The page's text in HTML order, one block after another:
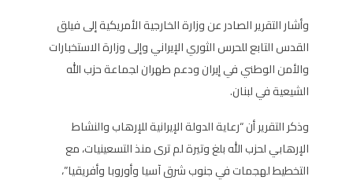
وأشار التقرير الصادر عن وزارة الخارجية الأمريكية إلى فيلق
القدس التابع للحرس الثوري الإيراني وإلى وزارة الاستخبارات
والأمن الوطني في إيران ودعم طهران لجماعة حزب الله
الشيعية في لبنان.
وذكر التقرير أن “رعاية الدولة الإيرانية للإرهاب والنشاط
الإرهابي لحزب الله بلغ وتيرة لم ترى منذ التسعينيات، مع
التخطيط لهجمات في جنوب شرق آسيا وأوروبا وأفريقيا”،